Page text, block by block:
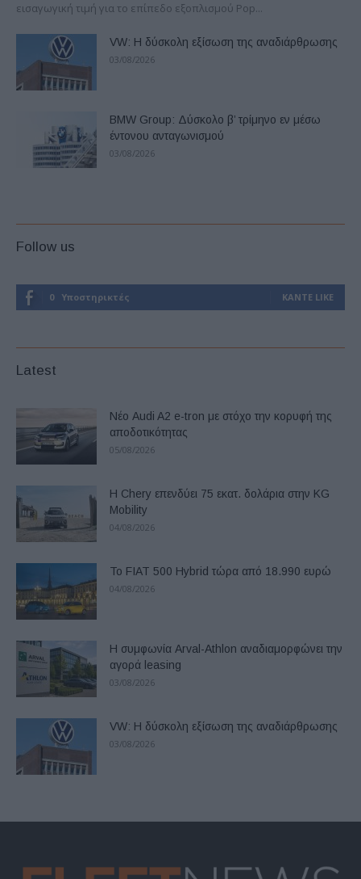
εισαγωγική τιμή για το επίπεδο εξοπλισμού Pop...
VW: Η δύσκολη εξίσωση της αναδιάρθρωσης
03/08/2026
BMW Group: Δύσκολο β’ τρίμηνο εν μέσω
έντονου ανταγωνισμού
03/08/2026
Follow us
0 Υποστηρικτές ΚΆΝΤΕ LIKE
Latest
Νέο Audi A2 e-tron με στόχο την κορυφή της
αποδοτικότητας
05/08/2026
Η Chery επενδύει 75 εκατ. δολάρια στην KG
Mobility
04/08/2026
Το FIAT 500 Hybrid τώρα από 18.990 ευρώ
04/08/2026
Η συμφωνία Arval-Athlon αναδιαμορφώνει την
αγορά leasing
03/08/2026
VW: Η δύσκολη εξίσωση της αναδιάρθρωσης
03/08/2026